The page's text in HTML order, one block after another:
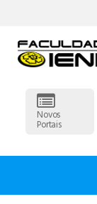
Novos
Portais